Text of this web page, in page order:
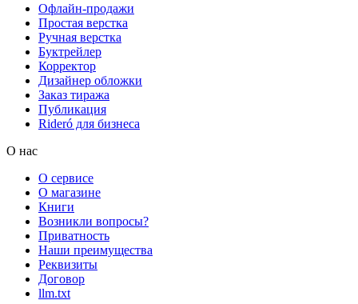
Офлайн-продажи
Простая верстка
Ручная верстка
Буктрейлер
Корректор
Дизайнер обложки
Заказ тиража
Публикация
Rideró для бизнеса
О нас
О сервисе
О магазине
Книги
Возникли вопросы?
Приватность
Наши преимущества
Реквизиты
Договор
llm.txt